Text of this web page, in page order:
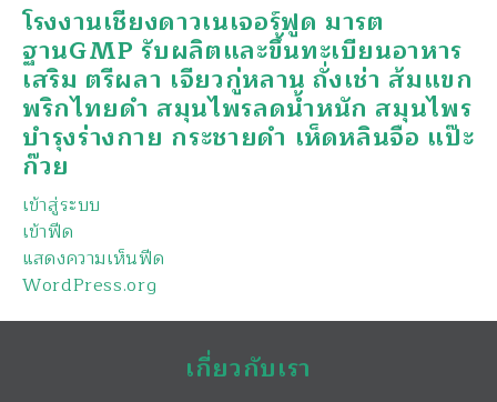
โรงงานเชียงดาวเนเจอร์ฟูด มารต
ฐานGMP รับผลิตและขึ้นทะเบียนอาหาร
เสริม ตรีผลา เจียวกู่หลาน ถั่งเช่า ส้มแขก
พริกไทยดำ สมุนไพรลดน้ำหนัก สมุนไพร
บำรุงร่างกาย กระชายดำ เห็ดหลินจือ แป๊ะ
ก๊วย
เข้าสู่ระบบ
เข้าฟีด
แสดงความเห็นฟีด
WordPress.org
เกี่ยวกับเรา